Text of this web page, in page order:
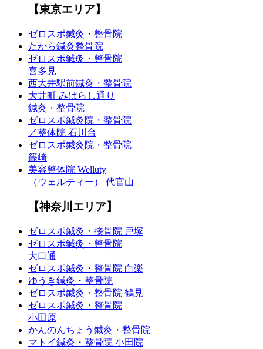
【東京エリア】
ゼロスポ鍼灸・整骨院
たから鍼灸整骨院
ゼロスポ鍼灸・整骨院
喜多見
西大井駅前鍼灸・整骨院
大井町 みはらし通り
鍼灸・整骨院
ゼロスポ鍼灸院・整骨院
／整体院 石川台
ゼロスポ鍼灸院・整骨院
篠崎
美容整体院 Welluty
（ウェルティー） 代官山
【神奈川エリア】
ゼロスポ鍼灸・接骨院 戸塚
ゼロスポ鍼灸・整骨院
大口通
ゼロスポ鍼灸・整骨院 白楽
ゆうき鍼灸・整骨院
ゼロスポ鍼灸・整骨院 鶴見
ゼロスポ鍼灸・整骨院
小田原
かんのんちょう鍼灸・整骨院
マトイ鍼灸・整骨院 小田院